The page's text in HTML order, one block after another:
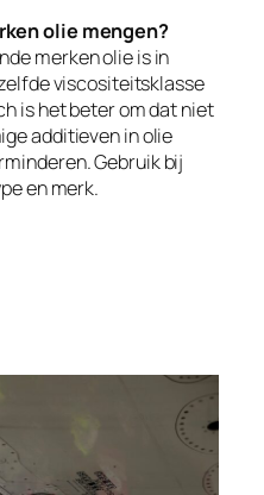
olie mengen?
merken olie is in
viscositeitsklasse
is het beter om dat niet
additieven in olie
Gebruik bij
en merk.